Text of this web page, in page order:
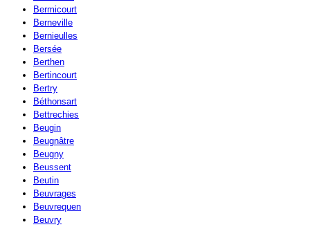
Bermicourt
Berneville
Bernieulles
Bersée
Berthen
Bertincourt
Bertry
Béthonsart
Bettrechies
Beugin
Beugnâtre
Beugny
Beussent
Beutin
Beuvrages
Beuvrequen
Beuvry